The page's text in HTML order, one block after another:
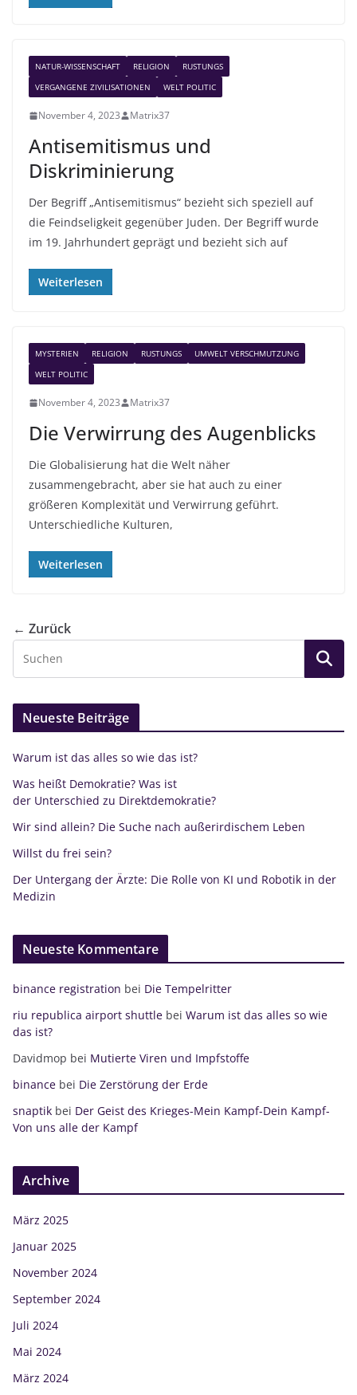
NATUR-WISSENSCHAFT RELIGION
RUSTUNGS
VERGANGENE ZIVILISATIONEN
WELT POLITIC
November 4, 2023 Matrix37
Antisemitismus und
Diskriminierung
Der Begriff „Antisemitismus“ bezieht sich speziell auf
die Feindseligkeit gegenüber Juden. Der Begriff wurde
im 19. Jahrhundert geprägt und bezieht sich auf
Weiterlesen
MYSTERIEN RELIGION RUSTUNGS
UMWELT VERSCHMUTZUNG
WELT POLITIC
November 4, 2023 Matrix37
Die Verwirrung des Augenblicks
Die Globalisierung hat die Welt näher
zusammengebracht, aber sie hat auch zu einer
größeren Komplexität und Verwirrung geführt.
Unterschiedliche Kulturen,
Weiterlesen
← Zurück
Neueste Beiträge
Warum ist das alles so wie das ist?
Was heißt Demokratie? Was ist
der Unterschied zu Direktdemokratie?
Wir sind allein? Die Suche nach außerirdischem Leben
Willst du frei sein?
Der Untergang der Ärzte: Die Rolle von KI und Robotik in der
Medizin
Neueste Kommentare
binance registration bei Die Tempelritter
riu republica airport shuttle bei Warum ist das alles so wie
das ist?
Davidmop bei Mutierte Viren und Impfstoffe
binance bei Die Zerstörung der Erde
snaptik bei Der Geist des Krieges-Mein Kampf-Dein Kampf-
Von uns alle der Kampf
Archive
März 2025
Januar 2025
November 2024
September 2024
Juli 2024
Mai 2024
März 2024